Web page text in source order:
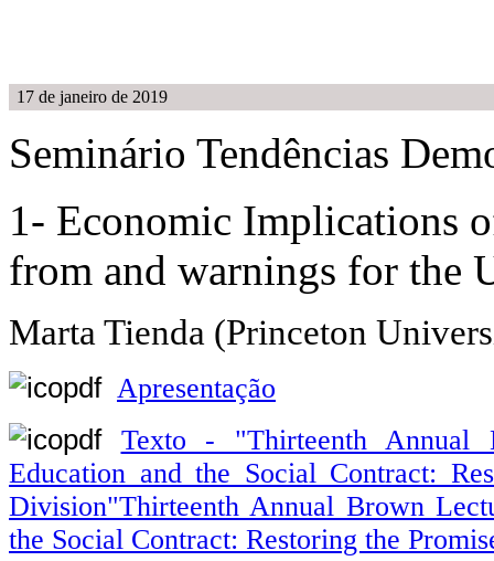
17 de janeiro de 2019
Seminário Tendências
1- Economic Implications
from and warnings for the
Marta Tienda (Princeton
Apresentação
Texto - "Thirteenth Annual
Education and the Social Contract:
Division"Thirteenth Annual Brown
the Social Contract: Restoring the